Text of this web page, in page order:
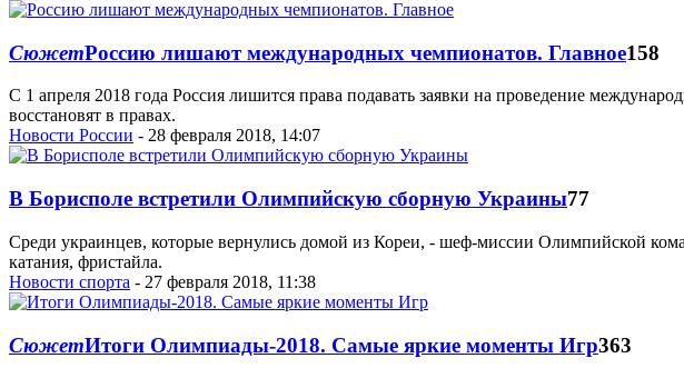
СюжетРоссию лишают международных чемпионатов. Главное158
С 1 апреля 2018 года Россия лишится права подавать заявки на проведение
восстановят в правах.
Новости России - 28 февраля 2018, 14:07
В Борисполе встретили Олимпийскую сборную Украины77
Среди украинцев, которые вернулись домой из Кореи, - шеф-миссии Олимпийской
катания, фристайла.
Новости спорта - 27 февраля 2018, 11:38
СюжетИтоги Олимпиады-2018. Самые яркие моменты Игр363